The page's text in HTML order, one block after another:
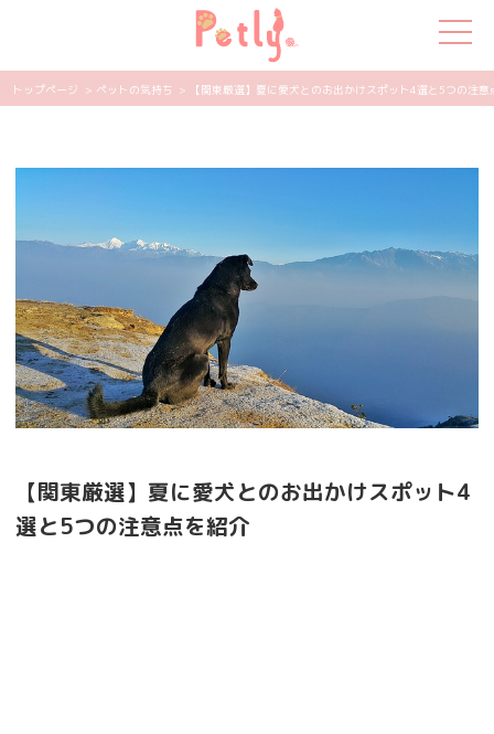
飼い主さんの悩み
ペットの気持ち
知って得する
エンタメ
トップページ > ペットの気持ち > 【関東厳選】夏に愛犬とのお出かけスポット4選と5つの注意
【関東厳選】夏に愛犬とのお出かけスポット4
選と5つの注意点を紹介